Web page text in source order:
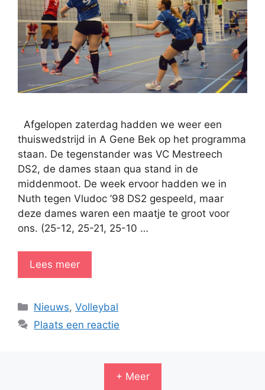
Afgelopen zaterdag hadden we weer een
thuiswedstrijd in A Gene Bek op het programma
staan. De tegenstander was VC Mestreech
DS2, de dames staan qua stand in de
middenmoot. De week ervoor hadden we in
Nuth tegen Vludoc ’98 DS2 gespeeld, maar
deze dames waren een maatje te groot voor
ons. (25-12, 25-21, 25-10 …
Lees meer
Categorieën
Nieuws,Volleybal
Plaats een reactie
+ Meer